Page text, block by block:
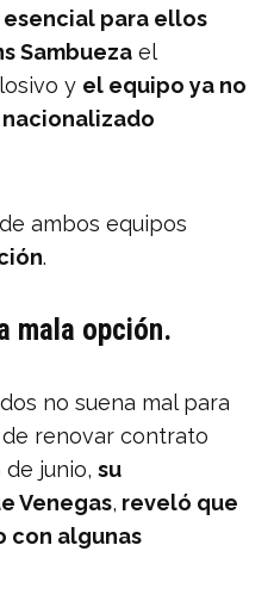
esencial para ellos
Sambueza el
y el equipo ya no
ambos equipos
.
mala opción.
no suena mal para
de renovar contrato
de junio,su
Venegas, reveló que
con algunas